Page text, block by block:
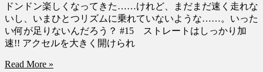
ドンドン楽しくなってきた……けれど、まだまだ速く走れな
いし、いまひとつリズムに乗れていないような……。いった
い何が足りないんだろう？ #15 ストレートはしっかり加
速!! アクセルを大きく開けられ
Read More »